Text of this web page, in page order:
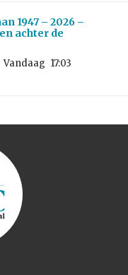
1947 – 2026 –
achter de
Vandaag 17:03